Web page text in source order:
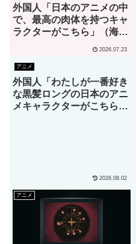
外国人「日本のアニメの中
で、最高の肉体を持つキャ
ラクターがこちら」（海外
2026.07.23
アニメ
外国人「わたしが一番好き
な黒髪ロングの日本のアニ
メキャラクターがこちら」
2026.08.02
アニメ